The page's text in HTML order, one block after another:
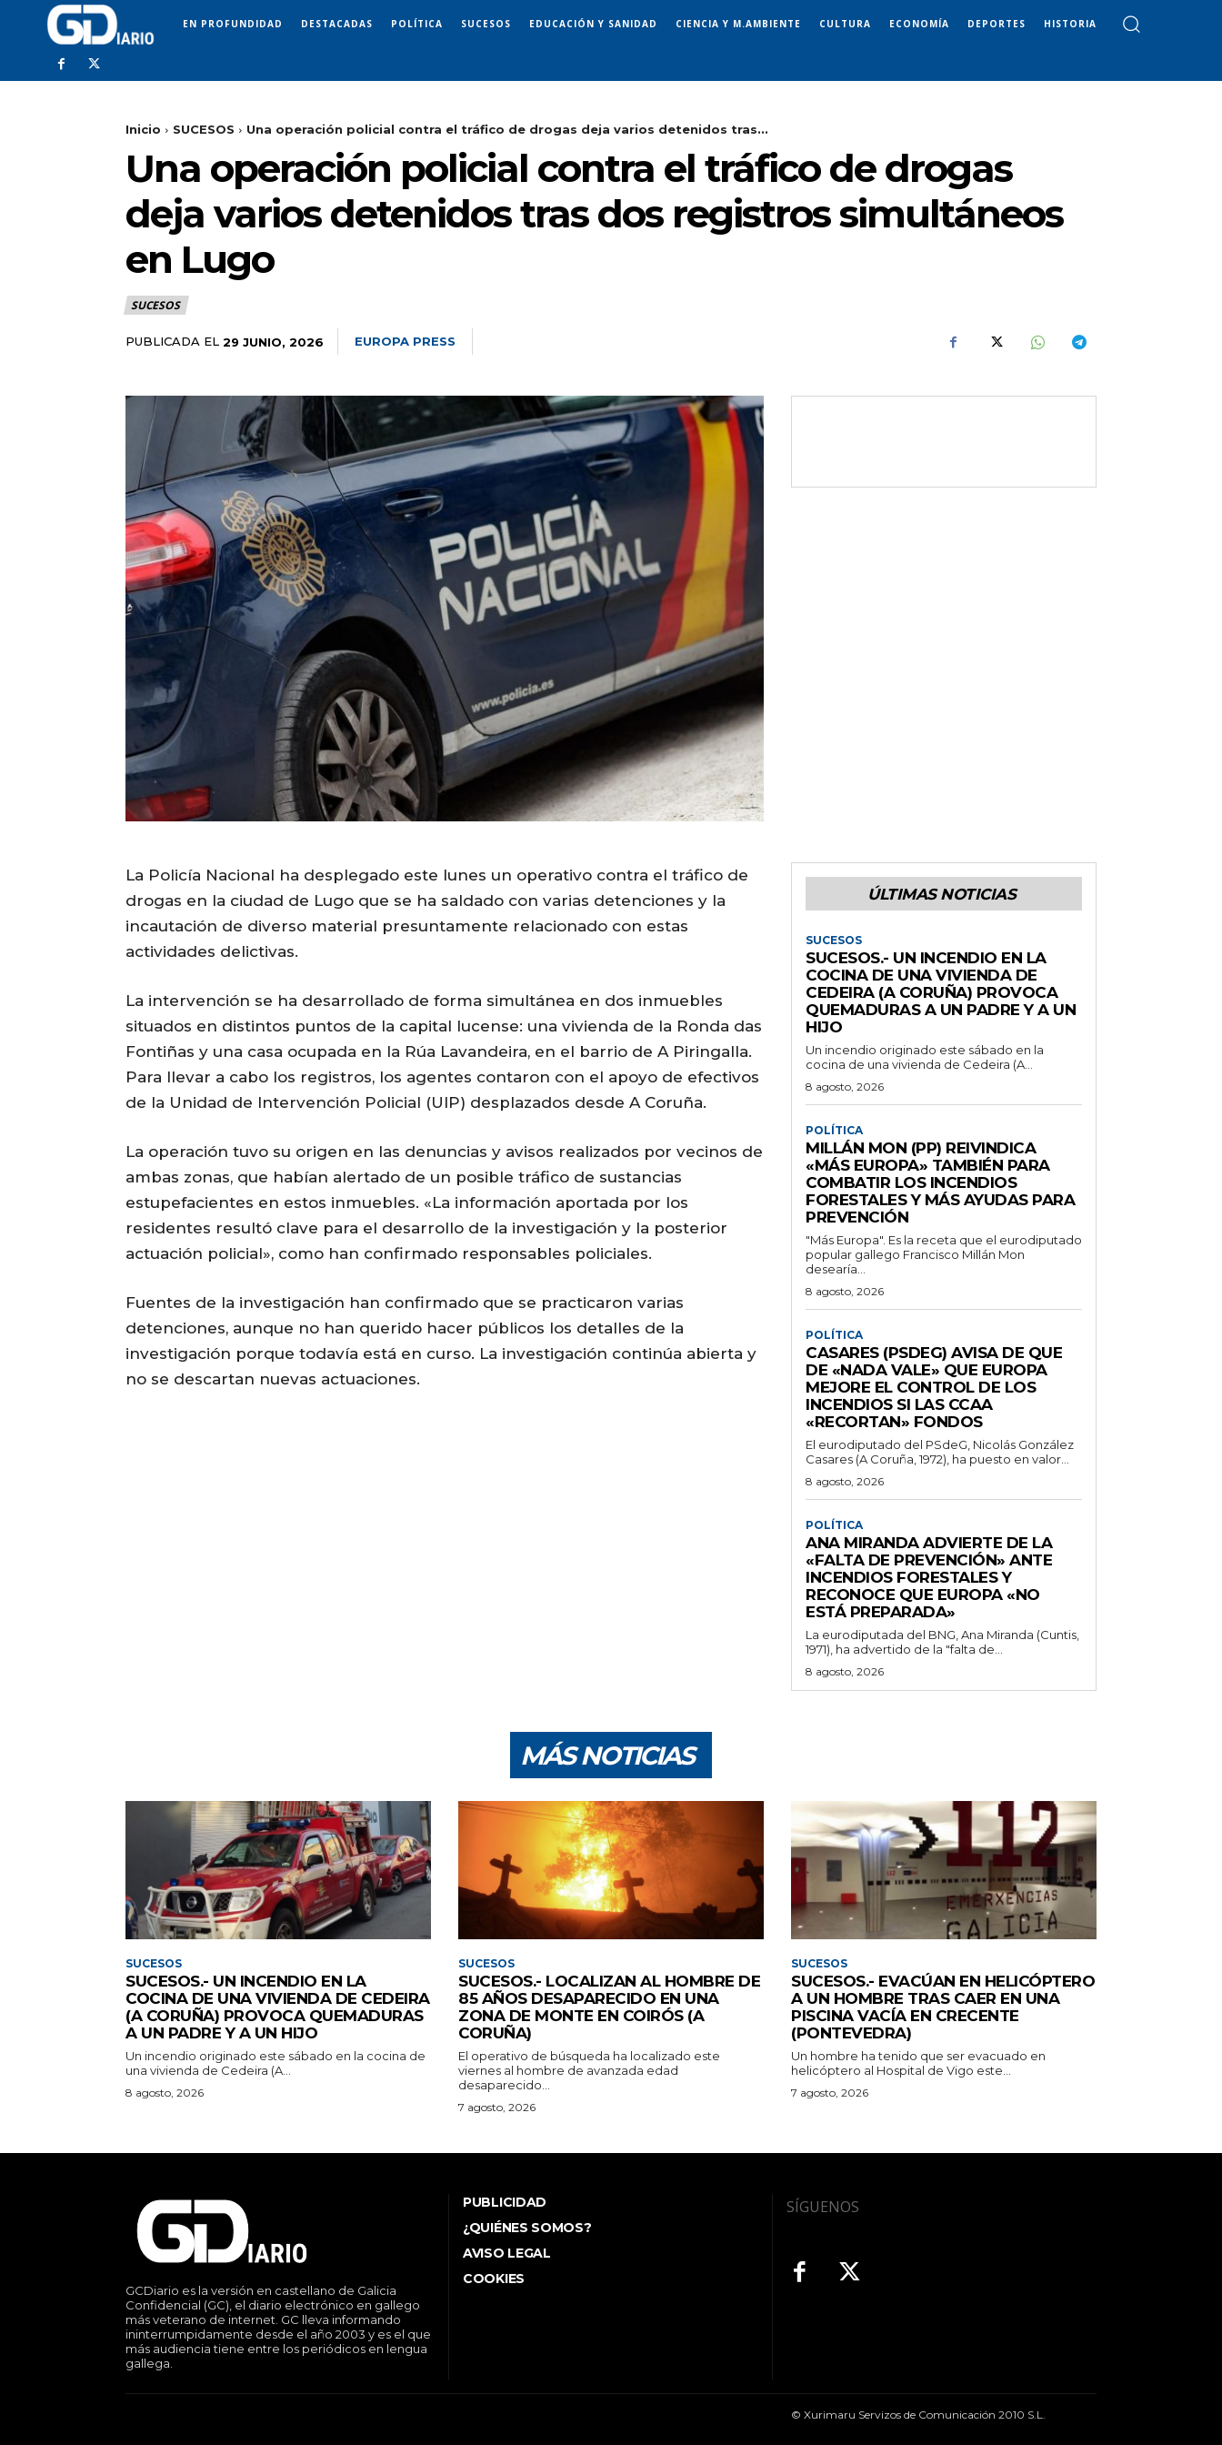
EN PROFUNDIDAD DESTACADAS POLÍTICA SUCESOS EDUCACIÓN Y SANIDAD CIENCIA Y M.AMBIENTE CULTURA ECONOMÍA DEPORTES HISTORIA
Inicio SUCESOS Una operación policial contra el tráfico de drogas deja varios detenidos tras...
Una operación policial contra el tráfico de drogas
deja varios detenidos tras dos registros simultáneos
en Lugo
SUCESOS
PUBLICADA EL 29 JUNIO, 2026 EUROPA PRESS
La Policía Nacional ha desplegado este lunes un operativo contra el tráfico de
drogas en la ciudad de Lugo que se ha saldado con varias detenciones y la
incautación de diverso material presuntamente relacionado con estas
actividades delictivas.
La intervención se ha desarrollado de forma simultánea en dos inmuebles
situados en distintos puntos de la capital lucense: una vivienda de la Ronda das
Fontiñas y una casa ocupada en la Rúa Lavandeira, en el barrio de A Piringalla.
Para llevar a cabo los registros, los agentes contaron con el apoyo de efectivos
de la Unidad de Intervención Policial (UIP) desplazados desde A Coruña.
La operación tuvo su origen en las denuncias y avisos realizados por vecinos de
ambas zonas, que habían alertado de un posible tráfico de sustancias
estupefacientes en estos inmuebles. «La información aportada por los
residentes resultó clave para el desarrollo de la investigación y la posterior
actuación policial», como han confirmado responsables policiales.
Fuentes de la investigación han confirmado que se practicaron varias
detenciones, aunque no han querido hacer públicos los detalles de la
investigación porque todavía está en curso. La investigación continúa abierta y
no se descartan nuevas actuaciones.
ÚLTIMAS NOTICIAS
SUCESOS
SUCESOS.- UN INCENDIO EN LA
COCINA DE UNA VIVIENDA DE
CEDEIRA (A CORUÑA) PROVOCA
QUEMADURAS A UN PADRE Y A UN
HIJO
Un incendio originado este sábado en la
cocina de una vivienda de Cedeira (A...
8 agosto, 2026
POLÍTICA
MILLÁN MON (PP) REIVINDICA
«MÁS EUROPA» TAMBIÉN PARA
COMBATIR LOS INCENDIOS
FORESTALES Y MÁS AYUDAS PARA
PREVENCIÓN
"Más Europa". Es la receta que el eurodiputado
popular gallego Francisco Millán Mon
desearía...
8 agosto, 2026
POLÍTICA
CASARES (PSDEG) AVISA DE QUE
DE «NADA VALE» QUE EUROPA
MEJORE EL CONTROL DE LOS
INCENDIOS SI LAS CCAA
«RECORTAN» FONDOS
El eurodiputado del PSdeG, Nicolás González
Casares (A Coruña, 1972), ha puesto en valor...
8 agosto, 2026
POLÍTICA
ANA MIRANDA ADVIERTE DE LA
«FALTA DE PREVENCIÓN» ANTE
INCENDIOS FORESTALES Y
RECONOCE QUE EUROPA «NO
ESTÁ PREPARADA»
La eurodiputada del BNG, Ana Miranda (Cuntis,
1971), ha advertido de la "falta de...
8 agosto, 2026
MÁS NOTICIAS
SUCESOS
SUCESOS.- UN INCENDIO EN LA
COCINA DE UNA VIVIENDA DE CEDEIRA
(A CORUÑA) PROVOCA QUEMADURAS
A UN PADRE Y A UN HIJO
Un incendio originado este sábado en la cocina de
una vivienda de Cedeira (A...
8 agosto, 2026
SUCESOS
SUCESOS.- LOCALIZAN AL HOMBRE DE
85 AÑOS DESAPARECIDO EN UNA
ZONA DE MONTE EN COIRÓS (A
CORUÑA)
El operativo de búsqueda ha localizado este
viernes al hombre de avanzada edad
desaparecido...
7 agosto, 2026
SUCESOS
SUCESOS.- EVACÚAN EN HELICÓPTERO
A UN HOMBRE TRAS CAER EN UNA
PISCINA VACÍA EN CRECENTE
(PONTEVEDRA)
Un hombre ha tenido que ser evacuado en
helicóptero al Hospital de Vigo este...
7 agosto, 2026
GCDiario es la versión en castellano de Galicia
Confidencial (GC), el diario electrónico en gallego
más veterano de internet. GC lleva informando
ininterrumpidamente desde el año 2003 y es el que
más audiencia tiene entre los periódicos en lengua
gallega.
PUBLICIDAD
¿QUIÉNES SOMOS?
AVISO LEGAL
COOKIES
SÍGUENOS
© Xurimaru Servizos de Comunicación 2010 S.L.